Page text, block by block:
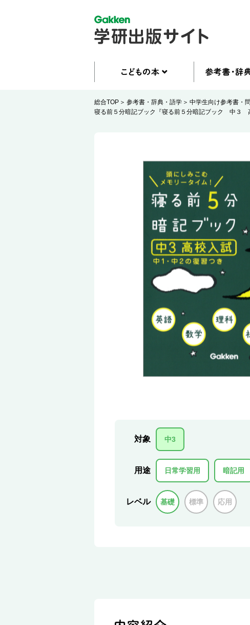
総合TOP 参考書・辞典・語学 中学生向け参考書・
寝る前５分暗記ブック『寝る前５分暗記ブック 中３
対象 中3
用途 日常学習用 暗記用
レベル 基礎 標準 応用